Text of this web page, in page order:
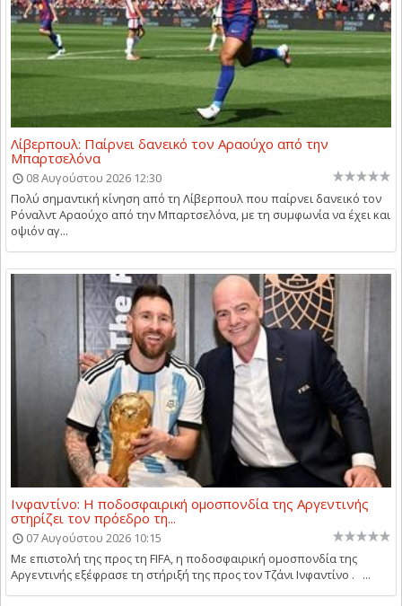
Λίβερπουλ: Παίρνει δανεικό τον Αραούχο από την
Μπαρτσελόνα
08 Αυγούστου 2026 12:30
Πολύ σημαντική κίνηση από τη Λίβερπουλ που παίρνει δανεικό τον
Ρόναλντ Αραούχο από την Μπαρτσελόνα, με τη συμφωνία να έχει και
οψιόν αγ...
Ινφαντίνο: Η ποδοσφαιρική ομοσπονδία της Αργεντινής
στηρίζει τον πρόεδρο τη...
07 Αυγούστου 2026 10:15
Με επιστολή της προς τη FIFA, η ποδοσφαιρική ομοσπονδία της
Αργεντινής εξέφρασε τη στήριξή της προς τον Τζάνι Ινφαντίνο . ...